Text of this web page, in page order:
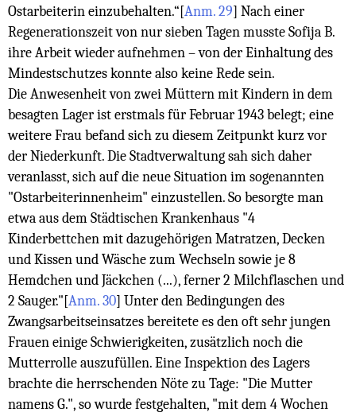
Ostarbeiterin einzubehalten.“ [Anm. 29] Nach einer
Regenerationszeit von nur sieben Tagen musste Sofija B.
ihre Arbeit wieder aufnehmen – von der Einhaltung des
Mindestschutzes konnte also keine Rede sein.
Die Anwesenheit von zwei Müttern mit Kindern in dem
besagten Lager ist erstmals für Februar 1943 belegt; eine
weitere Frau befand sich zu diesem Zeitpunkt kurz vor
der Niederkunft. Die Stadtverwaltung sah sich daher
veranlasst, sich auf die neue Situation im sogenannten
"Ostarbeiterinnenheim" einzustellen. So besorgte man
etwa aus dem Städtischen Krankenhaus "4
Kinderbettchen mit dazugehörigen Matratzen, Decken
und Kissen und Wäsche zum Wechseln sowie je 8
Hemdchen und Jäckchen (...), ferner 2 Milchflaschen und
2 Sauger." [Anm. 30] Unter den Bedingungen des
Zwangsarbeitseinsatzes bereitete es den oft sehr jungen
Frauen einige Schwierigkeiten, zusätzlich noch die
Mutterrolle auszufüllen. Eine Inspektion des Lagers
brachte die herrschenden Nöte zu Tage: "Die Mutter
namens G.", so wurde festgehalten, "mit dem 4 Wochen